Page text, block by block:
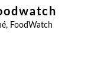
, FoodWatch